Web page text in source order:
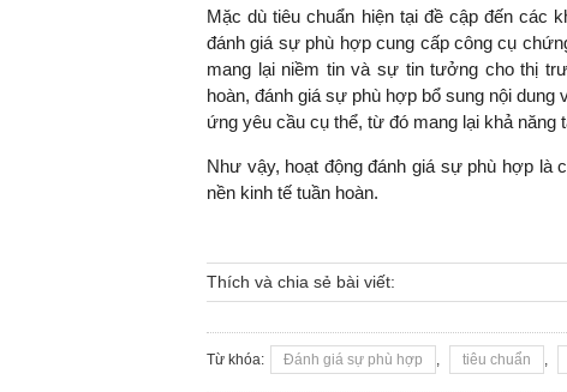
Mặc dù tiêu chuẩn hiện tại đề cập đến các
đánh giá sự phù hợp cung cấp công cụ
mang lại niềm tin và sự tin tưởng cho thị
hoàn, đánh giá sự phù hợp bổ sung nội
ứng yêu cầu cụ thể, từ đó mang lại khả
Như vậy, hoạt động đánh giá sự phù hợp là
nền kinh tế tuần hoàn.
Thích và chia sẻ bài viết:
Từ khóa: Đánh giá sự phù hợp , tiêu chuẩn ,
Viện Kinh tế Tài chính
"Có rất nhiều việc
ngay từ bây giờ
đang được tiến
nghệ; ban hành